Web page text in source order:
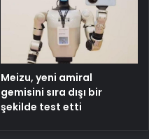
Meizu, yeni amiral
gemisini sıra dışı bir
şekilde test etti